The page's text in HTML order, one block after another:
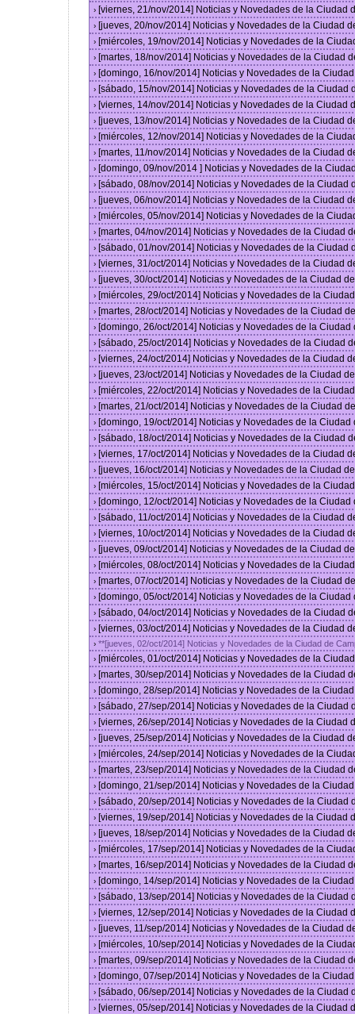
› [viernes, 21/nov/2014] Noticias y Novedades de la Ciudad
› [jueves, 20/nov/2014] Noticias y Novedades de la Ciudad
› [miércoles, 19/nov/2014] Noticias y Novedades de la
› [martes, 18/nov/2014] Noticias y Novedades de la Ciudad
› [domingo, 16/nov/2014] Noticias y Novedades de la
› [sábado, 15/nov/2014] Noticias y Novedades de la Ciudad
› [viernes, 14/nov/2014] Noticias y Novedades de la Ciudad
› [jueves, 13/nov/2014] Noticias y Novedades de la Ciudad
› [miércoles, 12/nov/2014] Noticias y Novedades de la
› [martes, 11/nov/2014] Noticias y Novedades de la Ciudad
› [domingo, 09/nov/2014 ] Noticias y Novedades de la
› [sábado, 08/nov/2014] Noticias y Novedades de la Ciudad
› [jueves, 06/nov/2014] Noticias y Novedades de la Ciudad
› [miércoles, 05/nov/2014] Noticias y Novedades de la
› [martes, 04/nov/2014] Noticias y Novedades de la Ciudad
› [sábado, 01/nov/2014] Noticias y Novedades de la Ciudad
› [viernes, 31/oct/2014] Noticias y Novedades de la Ciudad
› [jueves, 30/oct/2014] Noticias y Novedades de la Ciudad
› [miércoles, 29/oct/2014] Noticias y Novedades de la
› [martes, 28/oct/2014] Noticias y Novedades de la Ciudad
› [domingo, 26/oct/2014] Noticias y Novedades de la
› [sábado, 25/oct/2014] Noticias y Novedades de la Ciudad
› [viernes, 24/oct/2014] Noticias y Novedades de la Ciudad
› [jueves, 23/oct/2014] Noticias y Novedades de la Ciudad
› [miércoles, 22/oct/2014] Noticias y Novedades de la
› [martes, 21/oct/2014] Noticias y Novedades de la Ciudad
› [domingo, 19/oct/2014] Noticias y Novedades de la
› [sábado, 18/oct/2014] Noticias y Novedades de la Ciudad
› [viernes, 17/oct/2014] Noticias y Novedades de la Ciudad
› [jueves, 16/oct/2014] Noticias y Novedades de la Ciudad
› [miércoles, 15/oct/2014] Noticias y Novedades de la
› [domingo, 12/oct/2014] Noticias y Novedades de la
› [sábado, 11/oct/2014] Noticias y Novedades de la Ciudad
› [viernes, 10/oct/2014] Noticias y Novedades de la Ciudad
› [jueves, 09/oct/2014] Noticias y Novedades de la Ciudad
› [miércoles, 08/oct/2014] Noticias y Novedades de la
› [martes, 07/oct/2014] Noticias y Novedades de la Ciudad
› [domingo, 05/oct/2014] Noticias y Novedades de la
› [sábado, 04/oct/2014] Noticias y Novedades de la Ciudad
› [viernes, 03/oct/2014] Noticias y Novedades de la Ciudad
› **[jueves, 02/oct/2014] Noticias y Novedades de la Ciudad de
› [miércoles, 01/oct/2014] Noticias y Novedades de la
› [martes, 30/sep/2014] Noticias y Novedades de la Ciudad
› [domingo, 28/sep/2014] Noticias y Novedades de la
› [sábado, 27/sep/2014] Noticias y Novedades de la Ciudad
› [viernes, 26/sep/2014] Noticias y Novedades de la Ciudad
› [jueves, 25/sep/2014] Noticias y Novedades de la Ciudad
› [miércoles, 24/sep/2014] Noticias y Novedades de la
› [martes, 23/sep/2014] Noticias y Novedades de la Ciudad
› [domingo, 21/sep/2014] Noticias y Novedades de la
› [sábado, 20/sep/2014] Noticias y Novedades de la Ciudad
› [viernes, 19/sep/2014] Noticias y Novedades de la Ciudad
› [jueves, 18/sep/2014] Noticias y Novedades de la Ciudad
› [miércoles, 17/sep/2014] Noticias y Novedades de la
› [martes, 16/sep/2014] Noticias y Novedades de la Ciudad
› [domingo, 14/sep/2014] Noticias y Novedades de la
› [sábado, 13/sep/2014] Noticias y Novedades de la Ciudad
› [viernes, 12/sep/2014] Noticias y Novedades de la Ciudad
› [jueves, 11/sep/2014] Noticias y Novedades de la Ciudad
› [miércoles, 10/sep/2014] Noticias y Novedades de la
› [martes, 09/sep/2014] Noticias y Novedades de la Ciudad
› [domingo, 07/sep/2014] Noticias y Novedades de la
› [sábado, 06/sep/2014] Noticias y Novedades de la Ciudad
› [viernes, 05/sep/2014] Noticias y Novedades de la Ciudad